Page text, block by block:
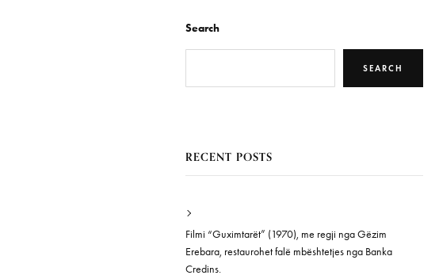
Search
SEARCH
RECENT POSTS
Filmi “Guximtarët” (1970), me regji nga Gëzim
Erebara, restaurohet falë mbështetjes nga Banka
Credins.